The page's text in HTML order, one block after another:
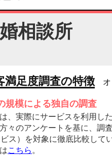
相談所
満足度調査の特徴
規模による独自の調査
、実際にサービスを利用し
々のアンケートを基に、調
ス）を対象に徹底比較して
こちら 。